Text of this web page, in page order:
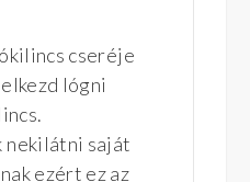
cseréje
lógni
nekilátni saját
ezért ez az